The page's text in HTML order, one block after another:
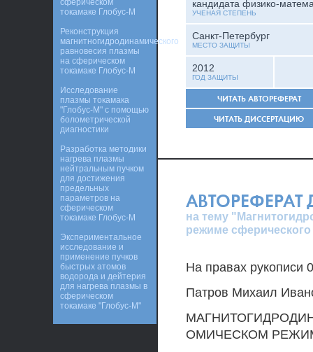
кандидата физико-
УЧЕНАЯ СТЕПЕНЬ
Санкт-Петербург
МЕСТО ЗАЩИТЫ
2012
ГОД ЗАЩИТЫ
ЧИТАТЬ АВТОРЕФЕРАТ
ЧИТАТЬ ДИССЕРТАЦИЮ
АВТОРЕФЕРАТ
на тему
режиме
На правах рукописи
Патров Михаил
ОМИЧЕСКОМ
сферическом
токамаке Глобус-М
Реконструкция
магнитногидродинамического
равновесия плазмы
на сферическом
токамаке Глобус-М
Исследование
плазмы токамака
"Глобус-М" с помощью
болометрической
диагностики
Разработка методики
нагрева плазмы
нейтральным пучком
для достижения
предельных
параметров на
сферическом
токамаке Глобус-М
Экспериментальное
исследование и
применение пучков
быстрых атомов
водорода и дейтерия
для нагрева плазмы в
сферическом
токамаке "Глобус-М"